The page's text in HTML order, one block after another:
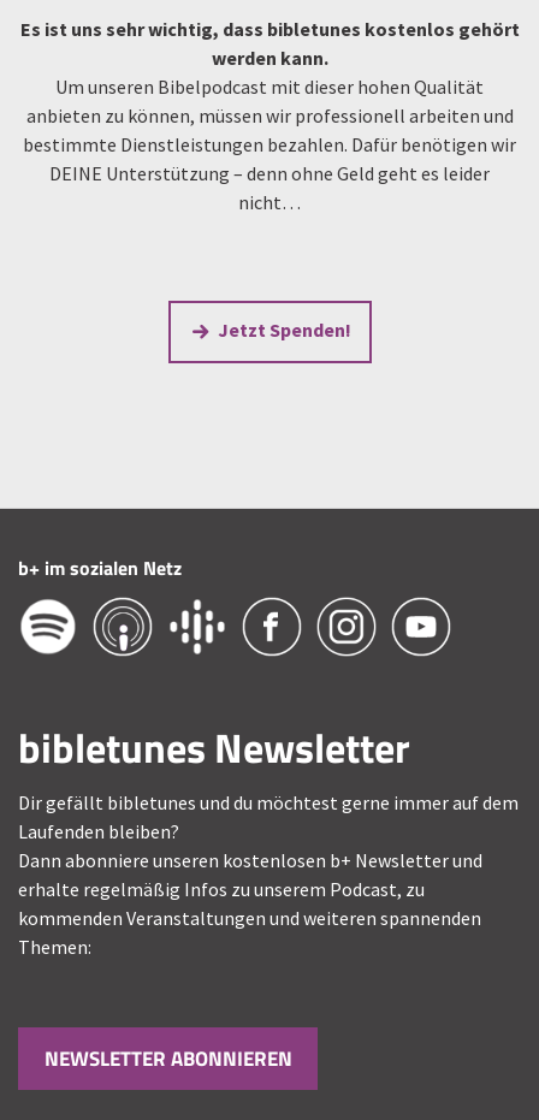
Es ist uns sehr wichtig, dass bibletunes kostenlos gehört
werden kann.
Um unseren Bibelpodcast mit dieser hohen Qualität
anbieten zu können, müssen wir professionell arbeiten und
bestimmte Dienstleistungen bezahlen. Dafür benötigen wir
DEINE Unterstützung – denn ohne Geld geht es leider
nicht…
Jetzt Spenden!
b+ im sozialen Netz
bibletunes Newsletter
Dir gefällt bibletunes und du möchtest gerne immer auf dem
Laufenden bleiben?
Dann abonniere unseren kostenlosen b+ Newsletter und
erhalte regelmäßig Infos zu unserem Podcast, zu
kommenden Veranstaltungen und weiteren spannenden
Themen:
NEWSLETTER ABONNIEREN